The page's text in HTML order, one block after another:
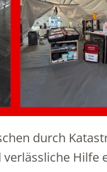
durch
Hilfe